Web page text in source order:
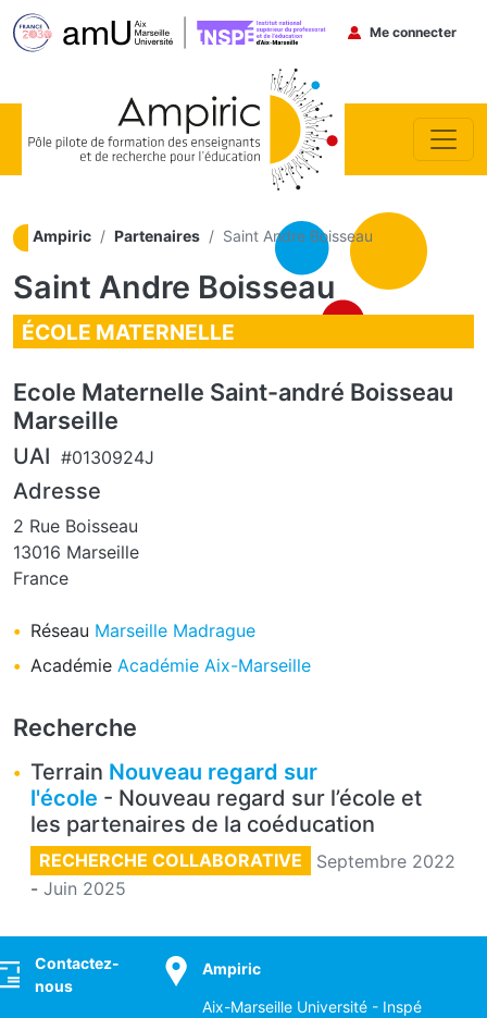
Menu du
Me connecter
Ampiric Partenaires Saint Andre Boisseau
Saint Andre Boisseau
ÉCOLE MATERNELLE
Ecole Maternelle Saint-andré Boisseau
Marseille
UAI #0130924J
Adresse
2 Rue Boisseau
13016 Marseille
France
Réseau Marseille Madrague
Académie Académie Aix-Marseille
Recherche
Terrain Nouveau regard sur
l'école - Nouveau regard sur l’école et
les partenaires de la coéducation
RECHERCHE COLLABORATIVE
Septembre 2022
- Juin 2025
Contactez-
nous
Ampiric
Aix-Marseille Université - Inspé